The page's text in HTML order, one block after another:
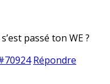
passé ton WE ?
Répondre